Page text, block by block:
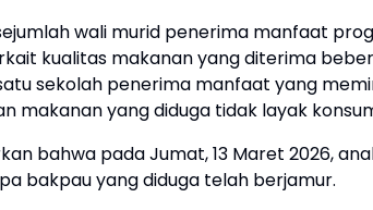
wali murid penerima manfaat
kualitas makanan yang diterima
sekolah penerima manfaat yang
makanan yang diduga tidak layak
bahwa pada Jumat, 13 Maret 2026,
bakpau yang diduga telah berjamur.